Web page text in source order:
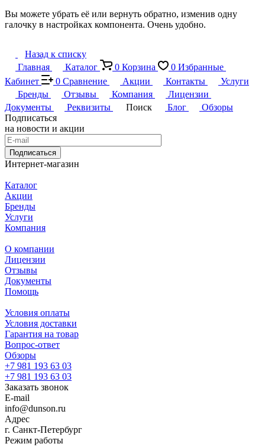
Вы можете убрать её или вернуть обратно, изменив одну
галочку в настройках компонента. Очень удобно.
Назад к списку
Главная
Каталог 0 Корзина 0 Избранные
Кабинет
0 Сравнение Акции Контакты
Услуги
Бренды
Отзывы Компания
Лицензии
Документы
Реквизиты Поиск Блог
Обзоры
Подписаться
на новости и акции
Подписаться
Интернет-магазин
Каталог
Акции
Бренды
Услуги
Компания
О компании
Лицензии
Отзывы
Документы
Помощь
Условия оплаты
Условия доставки
Гарантия на товар
Вопрос-ответ
Обзоры
+7 981 193 63 03
+7 981 193 63 03
Заказать звонок
E-mail
info@dunson.ru
Адрес
г. Санкт-Петербург
Режим работы